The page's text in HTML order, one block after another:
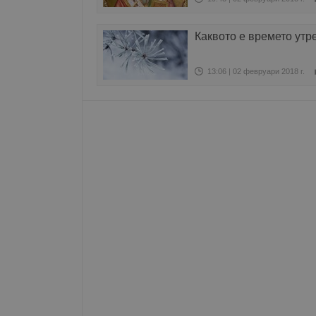
Каквото е времето
13:06 | 02 февруари 2018 г.